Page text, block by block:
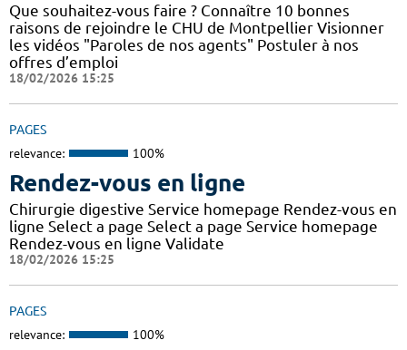
Que souhaitez-vous faire ? Connaître 10 bonnes
raisons de rejoindre le CHU de Montpellier Visionner
les vidéos "Paroles de nos agents" Postuler à nos
offres d’emploi
18/02/2026 15:25
PAGES
relevance: 100%
Rendez-vous en ligne
Chirurgie digestive Service homepage Rendez-vous en
ligne Select a page Select a page Service homepage
Rendez-vous en ligne Validate
18/02/2026 15:25
PAGES
relevance: 100%